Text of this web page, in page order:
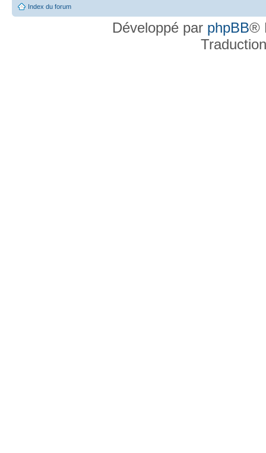
Index du forum
Développé par phpBB®